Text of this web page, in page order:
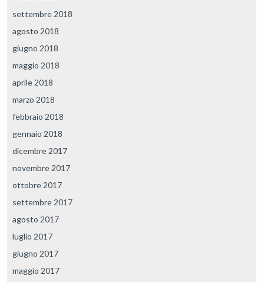
settembre 2018
agosto 2018
giugno 2018
maggio 2018
aprile 2018
marzo 2018
febbraio 2018
gennaio 2018
dicembre 2017
novembre 2017
ottobre 2017
settembre 2017
agosto 2017
luglio 2017
giugno 2017
maggio 2017